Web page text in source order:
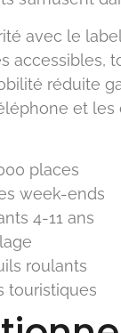
avec le label
accessibles,
réduite
et
places
week-ends
4-11 ans
roulants
touristiques